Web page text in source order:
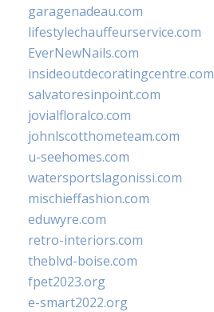
garagenadeau.com
lifestylechauffeurservice.com
EverNewNails.com
insideoutdecoratingcentre.com
salvatoresinpoint.com
jovialfloralco.com
johnlscotthometeam.com
u-seehomes.com
watersportslagonissi.com
mischieffashion.com
eduwyre.com
retro-interiors.com
theblvd-boise.com
fpet2023.org
e-smart2022.org